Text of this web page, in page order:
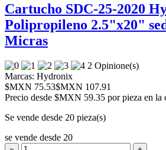
Cartucho SDC-25-2020
Polipropileno 2.5"x20"
Micras
2 Opinione(s)
Marcas: Hydronix
$MXN 75.53$MXN 107.91
Precio desde $MXN 59.35 por pieza en la
Se vende desde 20 pieza(s)
se vende desde 20